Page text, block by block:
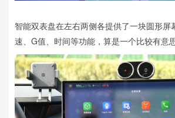
智能双表盘在左右两侧各提供了一块圆形屏
速、G值、时间等功能，算是一个比较有意